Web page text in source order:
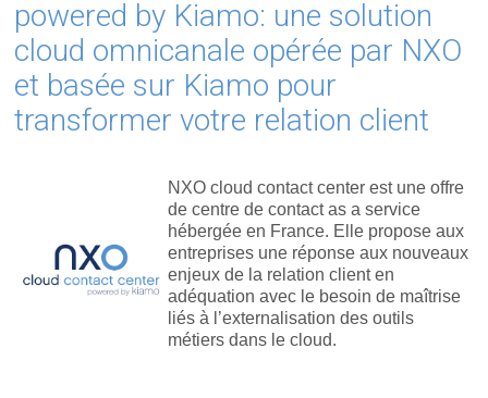
powered by Kiamo: une solution
cloud omnicanale opérée par NXO
et basée sur Kiamo pour
transformer votre relation client
NXO cloud contact center est une offre
de centre de contact as a service
hébergée en France. Elle propose aux
entreprises une réponse aux nouveaux
enjeux de la relation client en
adéquation avec le besoin de maîtrise
liés à l’externalisation des outils
métiers dans le cloud.